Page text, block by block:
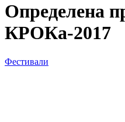
Определена
КРОКа-2017
Фестивали